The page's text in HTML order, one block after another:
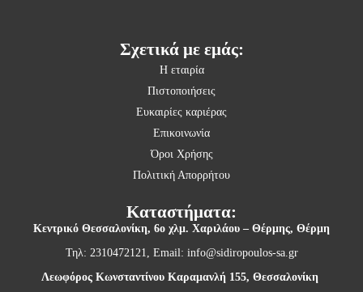
Σχετικά με εμάς:
Η εταιρία
Πιστοποιήσεις
Ευκαιρίες καριέρας
Επικοινωνία
Όροι Χρήσης
Πολιτική Απορρήτου
Καταστήματα:
Κεντρικό Θεσσαλονίκη, 6ο χλμ. Χαριλάου – Θέρμης, Θέρμη
Τηλ: 2310472121, Email: info@sidiropoulos-sa.gr
Λεωφόρος Κωνσταντίνου Καραμανλή 155, Θεσσαλονίκη